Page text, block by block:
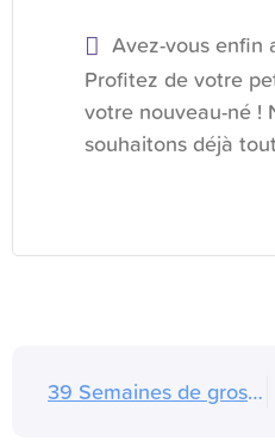
Avez-vous enfin
Profitez de votre
votre nouveau-né !
souhaitons déjà
39 Semaines de grossesse (41 SA)